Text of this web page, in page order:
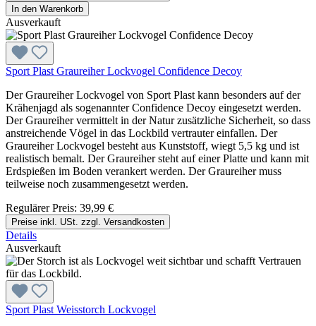
In den Warenkorb
Ausverkauft
Sport Plast Graureiher Lockvogel Confidence Decoy
Der Graureiher Lockvogel von Sport Plast kann besonders auf der
Krähenjagd als sogenannter Confidence Decoy eingesetzt werden.
Der Graureiher vermittelt in der Natur zusätzliche Sicherheit, so dass
anstreichende Vögel in das Lockbild vertrauter einfallen. Der
Graureiher Lockvogel besteht aus Kunststoff, wiegt 5,5 kg und ist
realistisch bemalt. Der Graureiher steht auf einer Platte und kann mit
Erdspießen im Boden verankert werden. Der Graureiher muss
teilweise noch zusammengesetzt werden.
Regulärer Preis: 39,99 €
Preise inkl. USt. zzgl. Versandkosten
Details
Ausverkauft
Sport Plast Weisstorch Lockvogel